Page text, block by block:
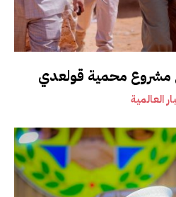
مشروع محمية قولعدي
العالمية